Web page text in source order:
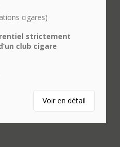
cigares)
strictement
club cigare
Voir en détail